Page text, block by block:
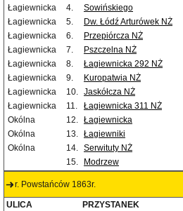
Łagiewnicka
4. Sowińskiego
Łagiewnicka
5. Dw. Łódź Arturówek NŻ
Łagiewnicka
6.
Przepiórcza NŻ
Łagiewnicka
7.
Pszczelna NŻ
Łagiewnicka
8.
Łagiewnicka 292 NŻ
Łagiewnicka
9.
Kuropatwia NŻ
Łagiewnicka
10. Jaskółcza NŻ
Łagiewnicka
11. Łagiewnicka 311 NŻ
Okólna
12. Łagiewnicka
Okólna
13. Łagiewniki
Okólna
14. Serwituty NŻ
15.
Modrzew
r. Powstańców 1863r.
ULICA PRZYSTANEK